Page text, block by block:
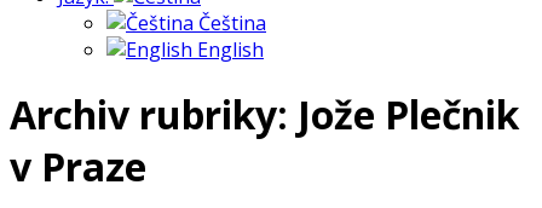
Čeština
English
Archiv rubriky: Jože Plečnik
v Praze